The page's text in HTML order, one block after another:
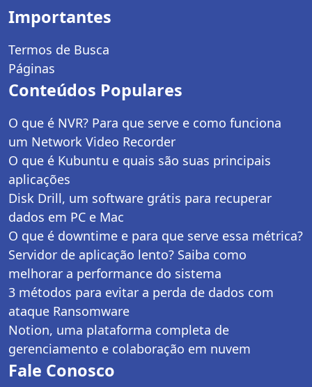
Importantes
Termos de Busca
Páginas
Conteúdos Populares
O que é NVR? Para que serve e como funciona
um Network Video Recorder
O que é Kubuntu e quais são suas principais
aplicações
Disk Drill, um software grátis para recuperar
dados em PC e Mac
O que é downtime e para que serve essa métrica?
Servidor de aplicação lento? Saiba como
melhorar a performance do sistema
3 métodos para evitar a perda de dados com
ataque Ransomware
Notion, uma plataforma completa de
gerenciamento e colaboração em nuvem
Fale Conosco